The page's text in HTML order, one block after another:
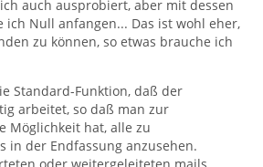
auch ausprobiert, aber mit dessen
ich Null anfangen... Das ist wohl eher,
zu können, so etwas brauche ich
Standard-Funktion, daß der
arbeitet, so daß man zur
Möglichkeit hat, alle zu
in der Endfassung anzusehen.